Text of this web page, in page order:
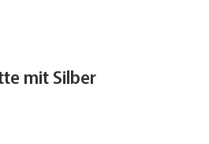
mit Silber